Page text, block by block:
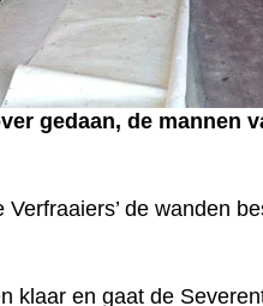
gedaan, de
de wanden
klaar en gaat de